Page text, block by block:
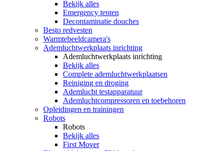
Bekijk alles
Emergency tenten
Decontaminatie douches
Besto redvesten
Warmtebeeldcamera's
Ademluchtwerkplaats inrichting
Ademluchtwerkplaats inrichting
Bekijk alles
Complete ademluchtwerkplaatsen
Reiniging en droging
Ademlucht testapparatuur
Ademluchtcompressoren en toebehoren
Opleidingen en trainingen
Robots
Robots
Bekijk alles
First Mover